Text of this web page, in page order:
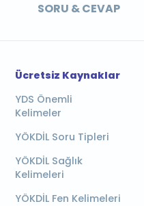
SORU & CEVAP
Ücretsiz Kaynaklar
YDS Önemli
Kelimeler
YÖKDİL Soru Tipleri
YÖKDİL Sağlık
Kelimeleri
YÖKDİL Fen Kelimeleri